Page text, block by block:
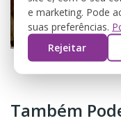
Também
e marketing. Pode
suas preferências.
Rejeitar